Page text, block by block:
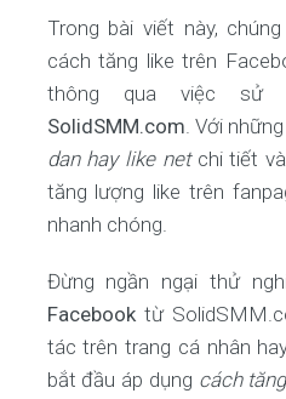
Trong bài viết này,
cách tăng like trên
thông qua việc sử
SolidSMM.com. Với
dan hay like netchi tiết và
tăng lượng like trên
nhanh chóng.
Đừng ngần ngại thử
Facebooktừ
tác trên trang cá nhân
bắt đầu áp dụng cách